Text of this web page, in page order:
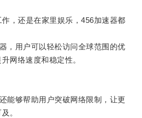
还是在家里娱乐，456加速器都
用户可以轻松访问全球范围的优
网络速度和稳定性。
够帮助用户突破网络限制，让更
。